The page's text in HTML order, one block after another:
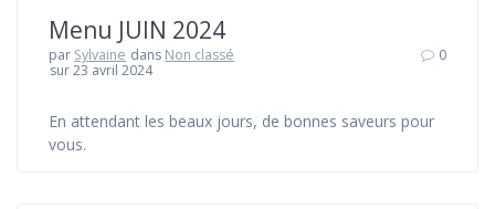
Menu JUIN 2024
par Sylvaine dans Non classé
sur 23 avril 2024
0
En attendant les beaux jours, de bonnes saveurs pour
vous.